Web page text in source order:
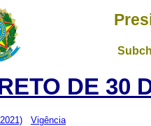
DE 30
Vigência